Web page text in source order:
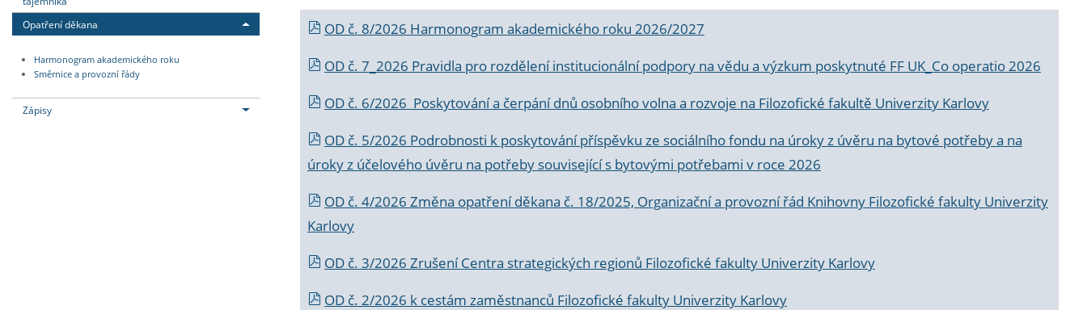
Opatření děkana
Harmonogram akademického roku
Směrnice a provozní řády
Zápisy
OD č. 8/2026 Harmonogram akademického roku 2026/2027
OD č. 7_2026 Pravidla pro rozdělení institucionální podpory na vědu a výzkum poskytnuté FF UK_Co operatio 2026
OD č. 6/2026 Poskytování a čerpání dnů osobního volna a rozvoje na Filozofické fakultě Univerzity Karlovy
OD č. 5/2026 Podrobnosti k poskytování příspěvku ze sociálního fondu na úroky z úvěru na bytové potřeby a na
úroky z účelového úvěru na potřeby související s bytovými potřebami v roce 2026
OD č. 4/2026 Změna opatření děkana č. 18/2025, Organizační a provozní řád Knihovny Filozofické fakulty Univerzity
Karlovy
OD č. 3/2026 Zrušení Centra strategických regionů Filozofické fakulty Univerzity Karlovy
OD č. 2/2026 k cestám zaměstnanců Filozofické fakulty Univerzity Karlovy